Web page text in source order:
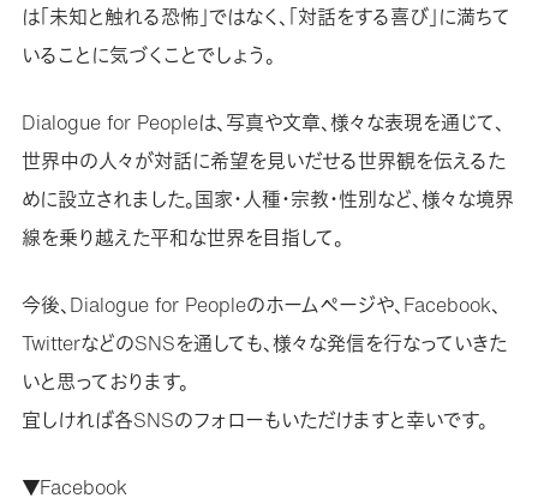
は「未知と触れる恐怖」ではなく、「対話をする喜び」に満ちて
いることに気づくことでしょう。
Dialogue for Peopleは、写真や文章、様々な表現を通じて、
世界中の人々が対話に希望を見いだせる世界観を伝えるた
めに設立されました。国家・人種・宗教・性別など、様々な境界
線を乗り越えた平和な世界を目指して。
今後、Dialogue for Peopleのホームページや、Facebook、
TwitterなどのSNSを通しても、様々な発信を行なっていきた
いと思っております。
宜しければ各SNSのフォローもいただけますと幸いです。
▼Facebook